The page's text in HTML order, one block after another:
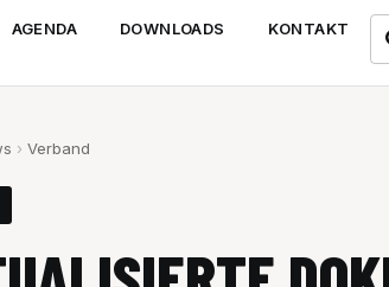
AGENDA DOWNLOADS KONTAKT
› Verband